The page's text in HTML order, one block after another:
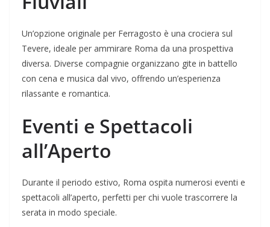
Un’opzione originale per Ferragosto è una crociera sul
Tevere, ideale per ammirare Roma da una prospettiva
diversa. Diverse compagnie organizzano gite in battello
con cena e musica dal vivo, offrendo un’esperienza
rilassante e romantica.
Eventi e Spettacoli
all’Aperto
Durante il periodo estivo, Roma ospita numerosi eventi e
spettacoli all’aperto, perfetti per chi vuole trascorrere la
serata in modo speciale.